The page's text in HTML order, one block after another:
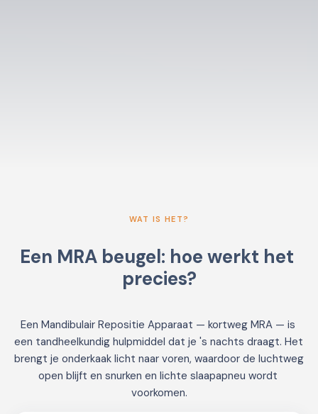
WAT IS HET?
Een MRA beugel: hoe werkt het
precies?
Een Mandibulair Repositie Apparaat — kortweg MRA — is
een tandheelkundig hulpmiddel dat je 's nachts draagt. Het
brengt je onderkaak licht naar voren, waardoor de luchtweg
open blijft en snurken en lichte slaapapneu wordt
voorkomen.